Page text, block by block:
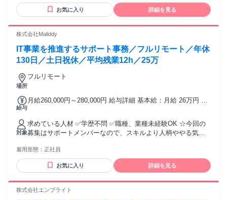
・chatGPT、Geminiなどを使っている方 ・スマホが大好き！
・IT業界に挑戦したい方 ・1年以上熱中した趣味がある！ ＜
未経験 ＝ 約80％が未経験デビュー！ ・定着率 ＝ 入社後の1
な経歴を持つ多様なメンバーがオフィスで活躍中です！
お気に入り 詳細を見る
株式会社Maliddy
IT事業を推進するサポート事務／フルリモート／年休
130日／土日祝休／平均残業12h／25万
場所
フルリモート
給与
月給260,000円～280,000円 給与詳細 基本給：月給 26万円 〜
れる通勤・皆勤・家族手当金額：なし 全員に一律で支払われ
るその他手当金額：なし
対象
求めている人材 ✅学歴不問 ✅職種、業種未経験OK ☆今回の
募集はサポートメンバーなので、スキルより人柄ややる気を
東京オフィスに出社ができるメンバーを想定しています(日帰
りOK＋交通費1000円支給)。 ～こんな人と働きたい～ ・AIに
興味がある方 ・chatGPT、Geminiなどを使っている方 ・スマ
味がある！ ■キャリアプラン 入社1～3ヶ月 当社の事業内容や
雇用形態： 正社員
お気に入り 詳細を見る
株式会社エンブライト